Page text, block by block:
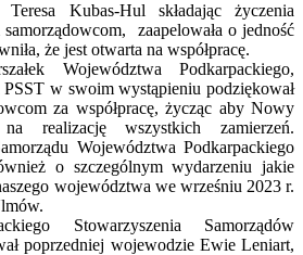
Kubas-Hul składając życzenia
zaapelowała o jedność
że jest otwarta na współpracę.
Województwa Podkarpackiego,
w swoim wystąpieniu podziękował
za współpracę, życząc aby Nowy
realizację wszystkich zamierzeń.
Województwa Podkarpackiego
o szczególnym wydarzeniu jakie
województwa we wrześniu 2023 r.
Stowarzyszenia Samorządów
poprzedniej wojewodzie Ewie Leniart,